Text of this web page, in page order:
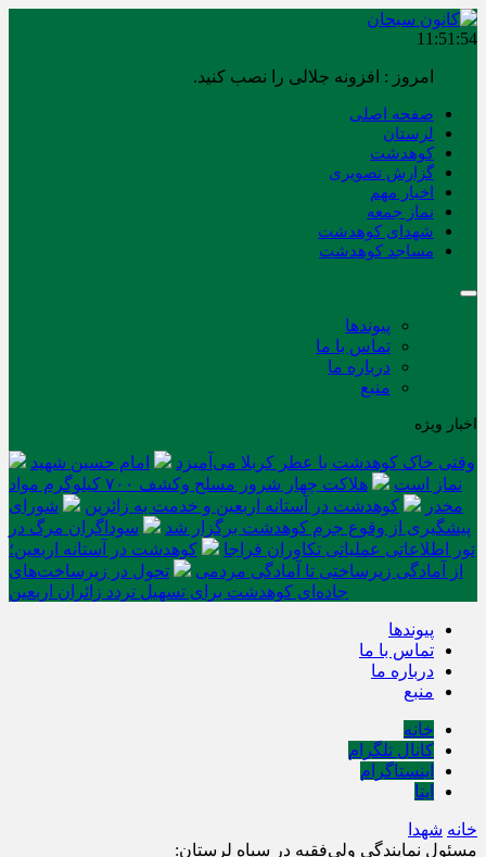
11:51:55
امروز : افزونه جلالی را نصب کنید.
صفحه اصلی
لرستان
کوهدشت
گزارش تصویری
اخبار مهم
نماز جمعه
شهدای کوهدشت
مساجد کوهدشت
پیوندها
تماس با ما
درباره ما
منبع
اخبار ویژه
وقتی خاک کوهدشت با عطر کربلا می‌آمیزد
امام حسین شهید
نماز است
هلاکت چهار شرور مسلح وکشف ۷۰۰ کیلوگرم مواد
مخدر
کوهدشت در آستانه اربعین و خدمت‌ به زائرین
شورای
پیشگیری از وقوع جرم کوهدشت برگزار شد
سوداگران مرگ در
تور اطلاعاتی عملیاتی تکاوران فراجا
کوهدشت در آستانه اربعین؛
از آمادگی زیرساختی تا آمادگی مردمی
تحول در زیرساخت‌های
جاده‌ای کوهدشت برای تسهیل تردد زائران اربعین
پیوندها
تماس با ما
درباره ما
منبع
خانه
کانال تلگرام
اینستاگرام
ایتا
خانه شهدا
مسئول نمایندگی ولی‌فقیه در سپاه لرستان: